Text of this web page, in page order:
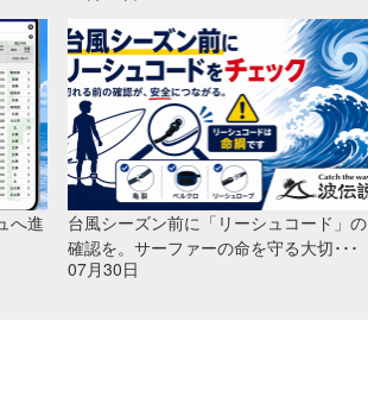
へ進
台風シーズン前に「リーシュコード」の
確認を。サーファーの命を守る大切･･･
07月30日